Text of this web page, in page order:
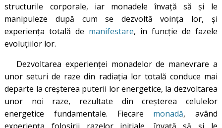
structurile corporale, iar monadele învață să și le
manipuleze după cum se dezvoltă voința lor, și
experiența totală de manifestare, în funcție de fazele
evoluțiilor lor.
Dezvoltarea experienței monadelor de manevrare a
unor seturi de raze din radiația lor totală conduce mai
departe la creșterea puterii lor energetice, la dezvoltarea
unor noi raze, rezultate din creșterea celulelor
energetice fundamentale. Fiecare monadă, având